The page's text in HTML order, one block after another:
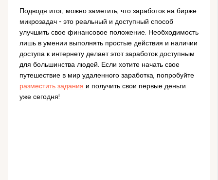
Подводя итог, можно заметить, что заработок на бирже
микрозадач - это реальный и доступный способ
улучшить свое финансовое положение. Необходимость
лишь в умении выполнять простые действия и наличии
доступа к интернету делает этот заработок доступным
для большинства людей. Если хотите начать свое
путешествие в мир удаленного заработка, попробуйте
разместить задания и получить свои первые деньги
уже сегодня!